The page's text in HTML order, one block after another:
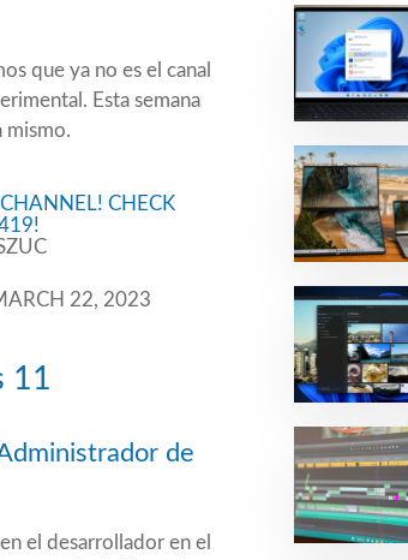
que ya no es el canal
Esta semana
mismo.
CHECK
22, 2023
11
de
el desarrollador en el